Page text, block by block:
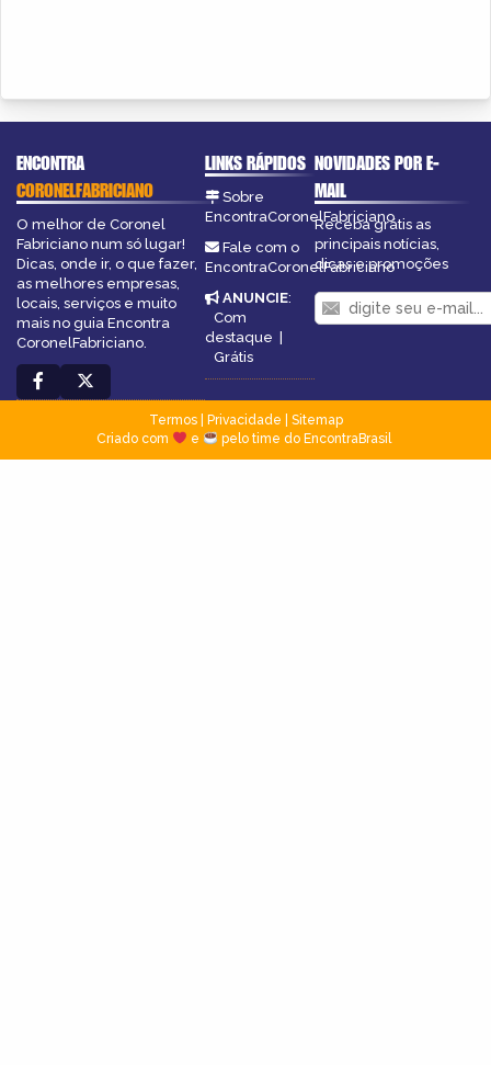
ENCONTRA
CORONELFABRICIANO
O melhor de Coronel
Fabriciano num só lugar!
Dicas, onde ir, o que fazer,
as melhores empresas,
locais, serviços e muito
mais no guia Encontra
CoronelFabriciano.
LINKS RÁPIDOS
Sobre
EncontraCoronelFabriciano
Fale com o
EncontraCoronelFabriciano
ANUNCIE:
Com
destaque |
Grátis
NOVIDADES POR E-
MAIL
Receba grátis as
principais notícias,
dicas e promoções
Termos| Privacidade
Sitemap
Criado com
e pelo time do EncontraBrasil